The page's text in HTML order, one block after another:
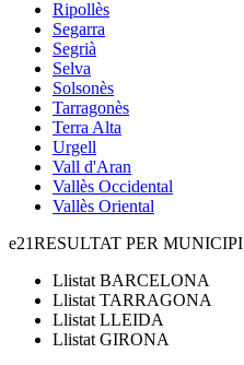
Ripollès
Segarra
Segrià
Selva
Solsonès
Tarragonès
Terra Alta
Urgell
Vall d'Aran
Vallès Occidental
Vallès Oriental
e21RESULTAT PER MUNICIPI
Llistat BARCELONA
Llistat TARRAGONA
Llistat LLEIDA
Llistat GIRONA